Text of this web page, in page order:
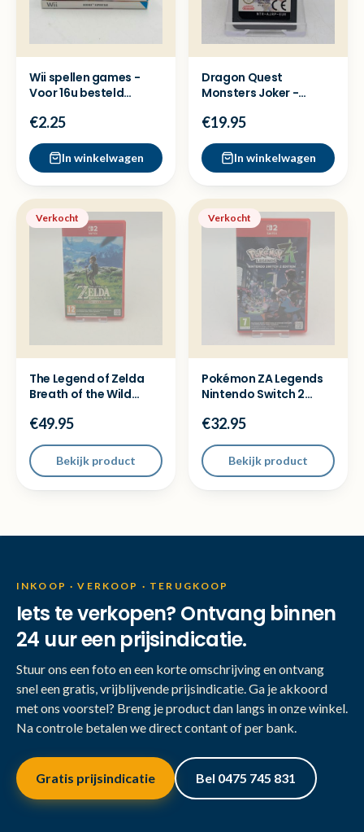
Wii spellen games -
Voor 16u besteld
verzonden
€2.25
In winkelwagen
Dragon Quest
Monsters Joker -
los
€19.95
In winkelwagen
Verkocht
The Legend of Zelda
Breath of the Wild
€49.95
Bekijk product
Verkocht
Pokémon ZA Legends
Nintendo Switch 2
€32.95
Bekijk product
INKOOP · VERKOOP · TERUGKOOP
Iets te verkopen? Ontvang binnen
24 uur een prijsindicatie.
Stuur ons een foto en een korte omschrijving en ontvang
snel een gratis, vrijblijvende prijsindicatie. Ga je akkoord
met ons voorstel? Breng je product dan langs in onze winkel.
Na controle betalen we direct contant of per bank.
Gratis prijsindicatie Bel 0475 745 831